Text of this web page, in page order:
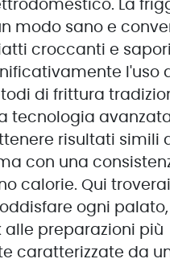
La
modo sano e
croccanti e
l'uso
di frittura
tecnologia
risultati simili
con una
calorie. Qui
ogni
alle preparazioni più
caratterizzate da